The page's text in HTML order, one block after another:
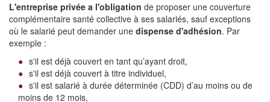
L'entreprise privée a l'obligation de proposer une couverture
complémentaire santé collective à ses salariés, sauf exceptions
où le salarié peut demander une dispense d'adhésion. Par
exemple :
s'il est déjà couvert en tant qu’ayant droit,
s'il est déjà couvert à titre individuel,
s'il est salarié à durée déterminée (CDD) d’au moins ou de
moins de 12 mois,